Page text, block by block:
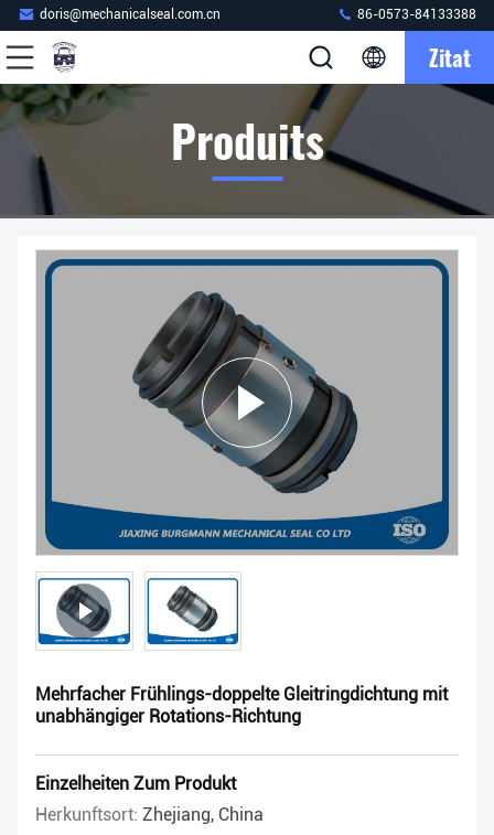
doris@mechanicalseal.com.cn 86-0573-84133388
Zitat
Produits
Mehrfacher Frühlings-doppelte Gleitringdichtung mit
unabhängiger Rotations-Richtung
Einzelheiten Zum Produkt
Herkunftsort: Zhejiang, China